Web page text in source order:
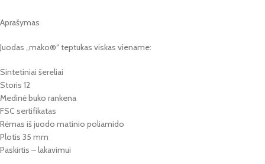
Aprašymas
Juodas „mako®“ teptukas viskas viename:
Sintetiniai šereliai
Storis 12
Medinė buko rankena
FSC sertifikatas
Rėmas iš juodo matinio poliamido
Plotis 35 mm
Paskirtis – lakavimui